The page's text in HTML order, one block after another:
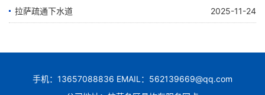
拉萨疏通下水道 2025-11-24
手机：13657088836 EMAIL：562139669@qq.com